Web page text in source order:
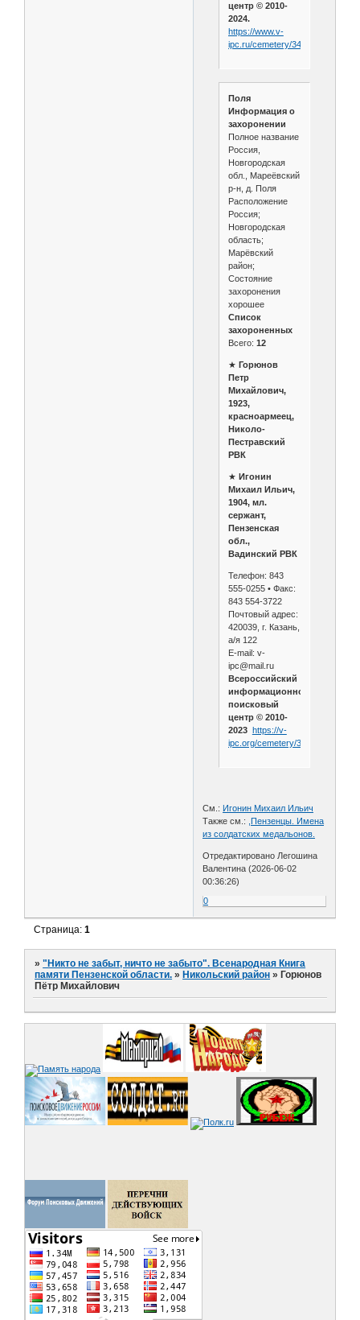
центр © 2010-
2024.
https://www.v-
ipc.ru/cemetery/346/main
Поля
Информация о
захоронении
Полное название
Россия,
Новгородская
обл., Мареёвский
р-н, д. Поля
Расположение
Россия;
Новгородская
область;
Марёвский
район;
Состояние
захоронения
хорошее
Список
захороненных
Всего: 12
★ Горюнов
Петр
Михайлович,
1923,
красноармеец,
Николо-
Пестравский
РВК
★ Игонин
Михаил Ильич,
1904, мл.
сержант,
Пензенская
обл.,
Вадинский РВК
Телефон: 843
555-0255 • Факс:
843 554-3722
Почтовый адрес:
420039, г. Казань,
а/я 122
E-mail: v-
ipc@mail.ru
Всероссийский
информационно-
поисковый
центр © 2010-
2023 https://v-
ipc.org/cemetery/346/
См.: Игонин Михаил Ильич
Также см.: ,Пензенцы. Имена
из солдатских медальонов.
Отредактировано Легошина
Валентина (2026-06-02
00:36:26)
0
Страница:1
»"Никто не забыт, ничто не забыто". Всенародная Книга
памяти Пензенской области. »Никольский район »Горюнов
Пётр Михайлович